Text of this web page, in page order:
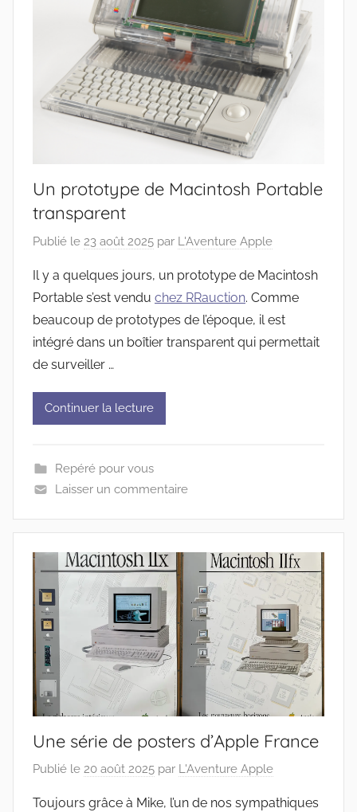
Un prototype de Macintosh Portable
transparent
Publié le 23 août 2025 par L'Aventure Apple
Il y a quelques jours, un prototype de Macintosh
Portable s’est vendu chez RRauction. Comme
beaucoup de prototypes de l’époque, il est
intégré dans un boîtier transparent qui permettait
de surveiller …
Continuer la lecture
Repéré pour vous
Laisser un commentaire
Une série de posters d’Apple France
Publié le 20 août 2025 par L'Aventure Apple
Toujours grâce à Mike, l’un de nos sympathiques